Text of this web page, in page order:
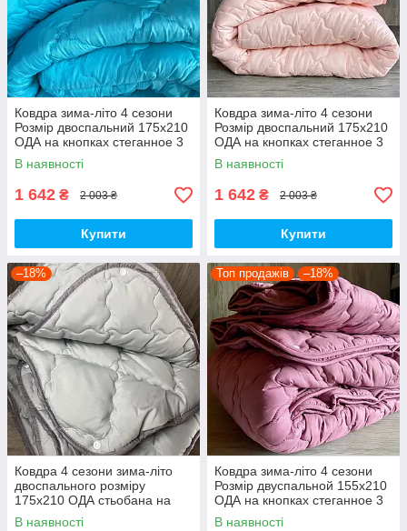
Ковдра зима-літо 4 сезони
Розмір двоспальний 175x210
ОДА на кнопках стеганное 3
в 1, висока якість
В наявності
1 642 ₴ 2 003 ₴
Купити
Ковдра зима-літо 4 сезони
Розмір двоспальний 175x210
ОДА на кнопках стеганное 3
в 1, висока якість
В наявності
1 642 ₴ 2 003 ₴
Купити
–18%
Ковдра 4 сезони зима-літо
двоспального розміру
175х210 ОДА стьобана на
кнопках 3 в 1, Колір-сірий
В наявності
Топ продажів –18%
Ковдра зима-літо 4 сезони
Розмір двуспальной 155х210
ОДА на кнопках стеганное 3
в 1, Колір - Малиновий
В наявності